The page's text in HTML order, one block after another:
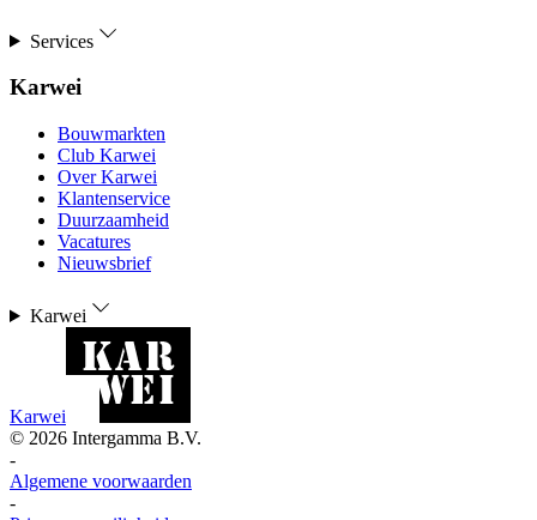
Services
Karwei
Bouwmarkten
Club Karwei
Over Karwei
Klantenservice
Duurzaamheid
Vacatures
Nieuwsbrief
Karwei
Karwei
© 2026 Intergamma B.V.
-
Algemene voorwaarden
-